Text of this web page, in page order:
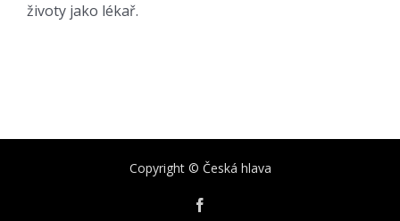
životy jako lékař.
Copyright © Česká hlava